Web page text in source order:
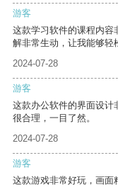
游客
这款学习软件的课程内容
解非常生动，让我能够轻
2024-07-28
游客
这款办公软件的界面设计
很合理，一目了然。
2024-07-28
游客
这款游戏非常好玩，画面